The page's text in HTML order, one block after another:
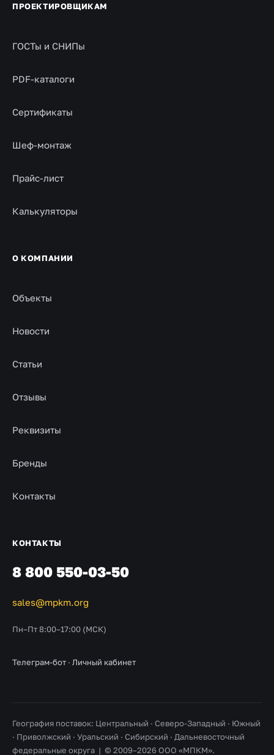
ПРОЕКТИРОВЩИКАМ
ГОСТы и СНИПы
PDF-каталоги
Сертификаты
Шеф-монтаж
Прайс-лист
Калькуляторы
О КОМПАНИИ
Объекты
Новости
Статьи
Отзывы
Реквизиты
Бренды
Контакты
КОНТАКТЫ
8 800 550-03-50
sales@mpkm.org
Пн–Пт 8:00–17:00 (МСК)
Телеграм-бот · Личный кабинет
География поставок: Центральный · Северо-Западный · Южный
· Приволжский · Уральский · Сибирский · Дальневосточный
федеральные округа | © 2009–2026 ООО «МПКМ».